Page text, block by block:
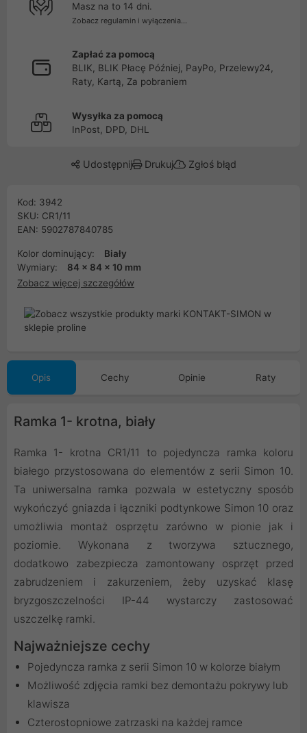
Masz na to 14 dni.
Zobacz regulamin i wyłączenia...
Zapłać za pomocą
BLIK, BLIK Płacę Później, PayPo, Przelewy24,
Raty, Kartą, Za pobraniem
Wysyłka za pomocą
InPost, DPD, DHL
Udostępnij Drukuj Zgłoś błąd
Kod: 3942
SKU: CR1/11
EAN: 5902787840785
Kolor dominujący:
Biały
Wymiary:
84 x 84 x 10 mm
Zobacz więcej szczegółów
Opis Cechy Opinie Raty
Ramka 1- krotna, biały
Ramka 1- krotna CR1/11 to pojedyncza ramka koloru
białego przystosowana do elementów z serii Simon 10.
Ta uniwersalna ramka pozwala w estetyczny sposób
wykończyć gniazda i łączniki podtynkowe Simon 10 oraz
umożliwia montaż osprzętu zarówno w pionie jak i
poziomie. Wykonana z tworzywa sztucznego,
dodatkowo zabezpiecza zamontowany osprzęt przed
zabrudzeniem i zakurzeniem, żeby uzyskać klasę
bryzgoszczelności IP-44 wystarczy zastosować
uszczelkę ramki.
Najważniejsze cechy
Pojedyncza ramka z serii Simon 10 w kolorze białym
Możliwość zdjęcia ramki bez demontażu pokrywy lub
klawisza
Czterostopniowe zatrzaski na każdej ramce